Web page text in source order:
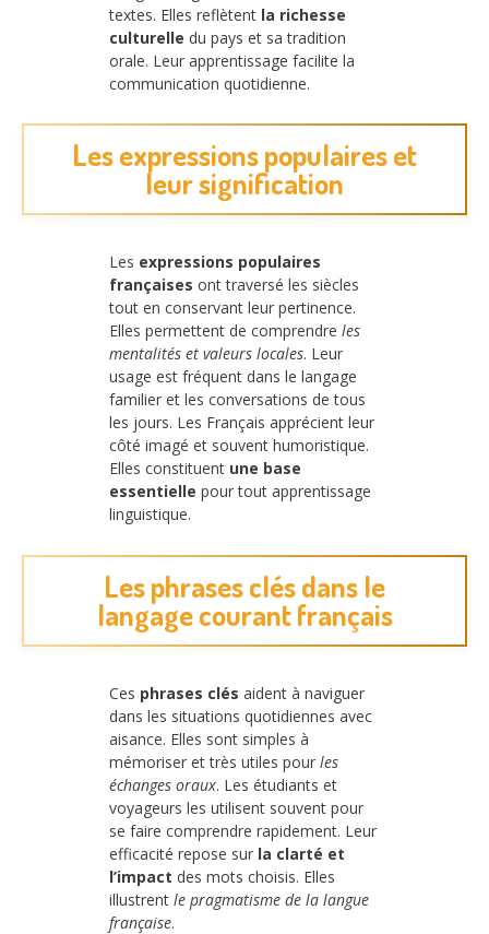
textes. Elles reflètent la richesse
culturelle du pays et sa tradition
orale. Leur apprentissage facilite la
communication quotidienne.
Les expressions populaires et
leur signification
Les expressions populaires
françaises ont traversé les siècles
tout en conservant leur pertinence.
Elles permettent de comprendre les
mentalités et valeurs locales. Leur
usage est fréquent dans le langage
familier et les conversations de tous
les jours. Les Français apprécient leur
côté imagé et souvent humoristique.
Elles constituent une base
essentielle pour tout apprentissage
linguistique.
Les phrases clés dans le
langage courant français
Ces phrases clés aident à naviguer
dans les situations quotidiennes avec
aisance. Elles sont simples à
mémoriser et très utiles pour les
échanges oraux. Les étudiants et
voyageurs les utilisent souvent pour
se faire comprendre rapidement. Leur
efficacité repose sur la clarté et
l’impact des mots choisis. Elles
illustrent le pragmatisme de la langue
française.